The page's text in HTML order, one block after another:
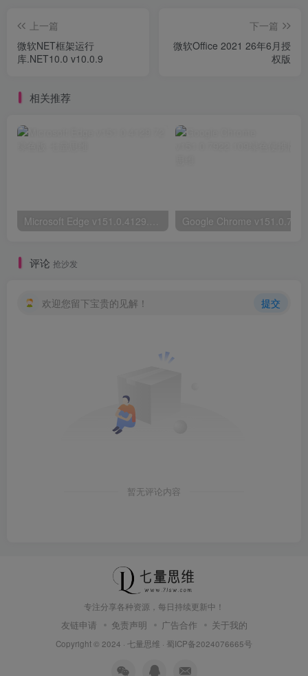
上一篇
微软NET框架运行
库.NET10.0 v10.0.9
下一篇
微软Office 2021 26年6月授
权版
相关推荐
评论 抢沙发
欢迎您留下宝贵的见解！ 提交
暂无评论内容
专注分享各种资源，每日持续更新中！
友链申请 免责声明 广告合作 关于我的
Copyright © 2024 · 七量思维 · 蜀ICP备2024076665号